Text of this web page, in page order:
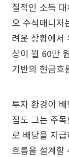
질적인 소득
오 수석매니저
려운 상황에서
상이 월 60만
기반의 현금흐
투자 환경이
점도 그는 주
로 배당을 지
흐름을 설계할